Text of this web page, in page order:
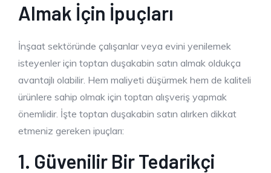
Almak İçin İpuçları
İnşaat sektöründe çalışanlar veya evini yenilemek
isteyenler için toptan duşakabin satın almak oldukça
avantajlı olabilir. Hem maliyeti düşürmek hem de kaliteli
ürünlere sahip olmak için toptan alışveriş yapmak
önemlidir. İşte toptan duşakabin satın alırken dikkat
etmeniz gereken ipuçları:
1. Güvenilir Bir Tedarikçi